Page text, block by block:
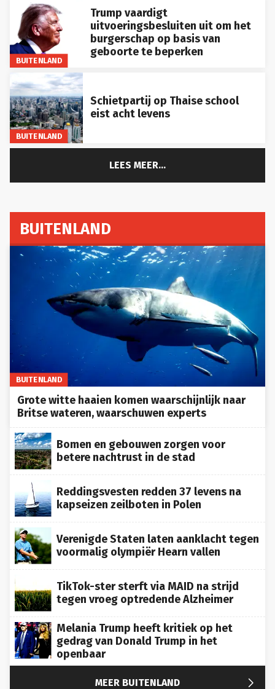
BUITENLAND
Trump vaardigt
uitvoeringsbesluiten uit om het
burgerschap op basis van
geboorte te beperken
BUITENLAND
Schietpartij op Thaise school
eist acht levens
LEES MEER...
BUITENLAND
BUITENLAND
Grote witte haaien komen waarschijnlijk naar
Britse wateren, waarschuwen experts
Bomen en gebouwen zorgen voor
betere nachtrust in de stad
Reddingsvesten redden 37 levens na
kapseizen zeilboten in Polen
Verenigde Staten laten aanklacht tegen
voormalig olympiër Hearn vallen
TikTok-ster sterft via MAID na strijd
tegen vroeg optredende Alzheimer
Melania Trump heeft kritiek op het
gedrag van Donald Trump in het
openbaar
MEER BUITENLAND 